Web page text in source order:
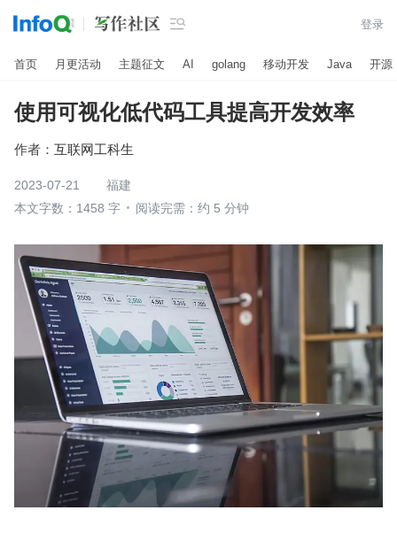
 登录
首页 月更活动 主题征文 AI golang 移动开发 Java 开源
使用可视化低代码工具提高开发效率
作者： 互联网工科生
2023-07-21
福建
本文字数：1458 字
阅读完需：约 5 分钟